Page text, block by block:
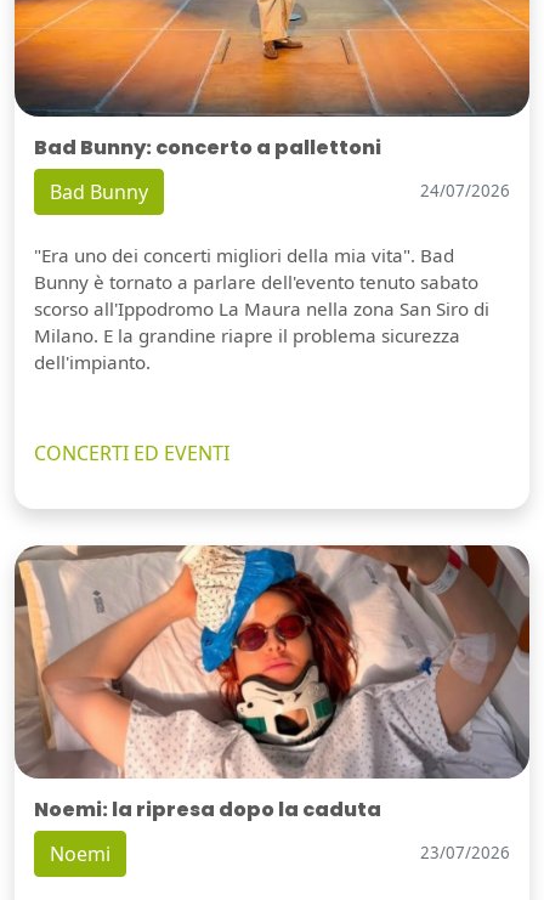
Bad Bunny: concerto a pallettoni
Bad Bunny 24/07/2026
"Era uno dei concerti migliori della mia vita". Bad
Bunny è tornato a parlare dell'evento tenuto sabato
scorso all'Ippodromo La Maura nella zona San Siro di
Milano. E la grandine riapre il problema sicurezza
dell'impianto.
CONCERTI ED EVENTI
Noemi: la ripresa dopo la caduta
Noemi 23/07/2026